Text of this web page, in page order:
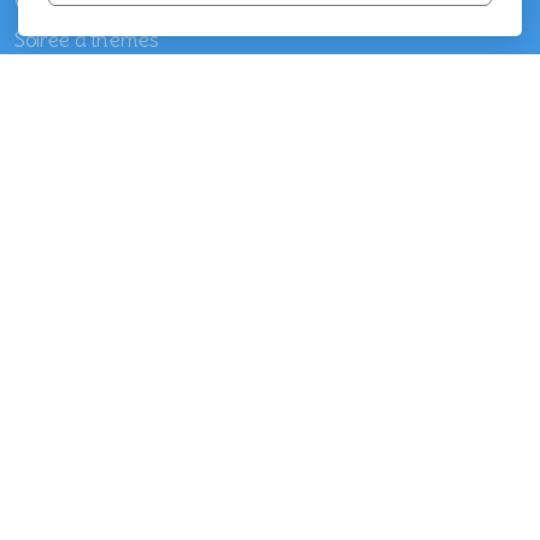
Votre cérémonie laïque
Soirée à thèmes